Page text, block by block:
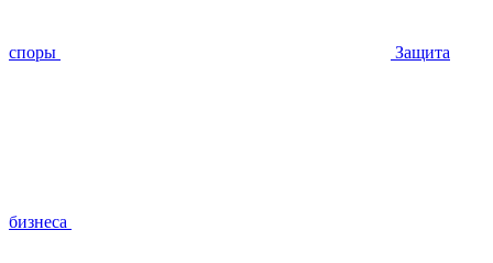
споры Защита
бизнеса